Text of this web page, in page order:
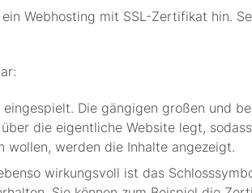
Webhosting mit SSL-Zertifikat hin.
Die gängigen großen und
die eigentliche Website legt,
wollen, werden die Inhalte angezeigt.
wirkungsvoll ist das